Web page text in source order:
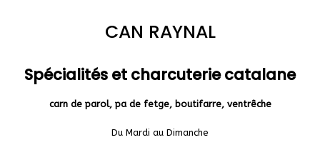
CAN RAYNAL
Spécialités et charcuterie catalane
carn de parol, pa de fetge, boutifarre, ventrêche
Du Mardi au Dimanche